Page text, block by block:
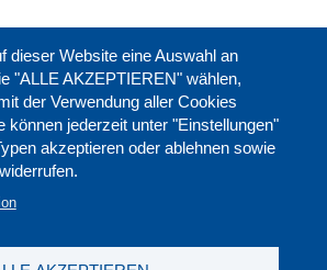
dieser Website eine Auswahl an
"ALLE AKZEPTIEREN" wählen,
der Verwendung aller Cookies
können jederzeit unter "Einstellungen"
akzeptieren oder ablehnen sowie